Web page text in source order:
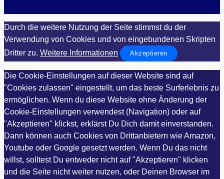
Durch die weitere Nutzung der Seite stimmst du der
Verwendung von Cookies und von eingebundenen Skripten
Dritter zu. Weitere Informationen Akzeptieren
Die Cookie-Einstellungen auf dieser Website sind auf
"Cookies zulassen" eingestellt, um das beste Surferlebnis zu
ermöglichen. Wenn du diese Website ohne Änderung der
Cookie-Einstellungen verwendest (Navigation) oder auf
"Akzeptieren" klickst, erklärst Du Dich damit einverstanden.
Dann können auch Cookies von Drittanbietern wie Amazon,
Youtube oder Google gesetzt werden. Wenn Du das nicht
willst, solltest Du entweder nicht auf "Akzeptieren" klicken
und die Seite nicht weiter nutzen, oder Deinen Browser im